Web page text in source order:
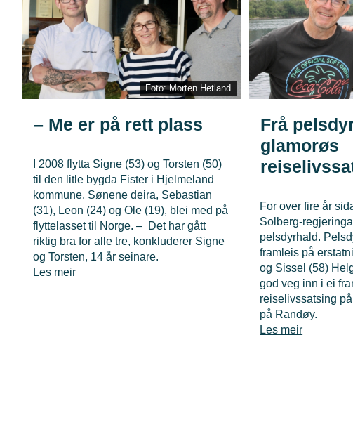
Foto: Morten Hetland
– Me er på rett plass
I 2008 flytta Signe (53) og Torsten (50)
til den litle bygda Fister i Hjelmeland
kommune. Sønene deira, Sebastian
(31), Leon (24) og Ole (19), blei med på
flyttelasset til Norge. – Det har gått
riktig bra for alle tre, konkluderer Signe
og Torsten, 14 år seinare.
Les meir
Frå
glamorøs
For over fire år
Solberg-
pelsdyrhald.
framleis på
og Sissel (58)
god veg inn i ei
reiselivssatsing
på Randøy.
Les meir